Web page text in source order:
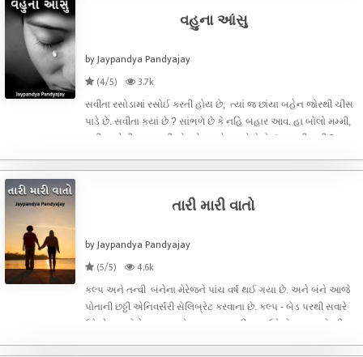
વહુના આંસુ
by Jaypandya Pandyajay
(4/5)
3.7k
સવીતા રસોડામાં રસોઈ કરતી હોય છે, ત્યાં જ છાંયા બહેન જોરથી ચીસ
પાડે છે. સવીતા ક્યાં છે ? સાંભળે છે કે નહિ બહાર આવ. હા બોલો મમ્મી,
સવીતા બોલી. આ અહીં એટલો કચરો પડ્યો છે તે તું ભાળતી નથી ?
થયો
તારી મારી વાતો
by Jaypandya Pandyajay
(5/5)
4.6k
કલ્પ અને તન્વી બંનેના મેરેજને પાંચ વર્ષ થઈ ગયા છે. અને બંને આજે
પોતાની છઠ્ઠી એનિવર્સરી સેલિબ્રેટ કરવાના છે. કલ્પ - બેડ પરથી સવારે
ઉઠે છે. આજે તે બહુ ખુશ છે. તરત જ તન્વી પણ ઉઠે છે. કલ્પ - હેપ્પી